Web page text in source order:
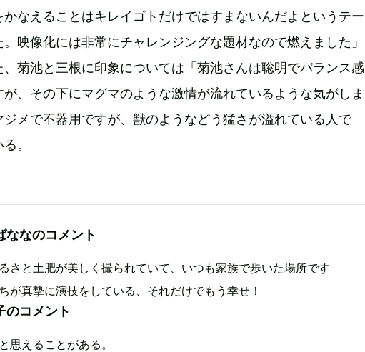
かなえることはキレイゴトだけではすまないんだよというテー
映像化には非常にチャレンジングな題材なので燃えました」
、菊池と三根に印象については「菊池さんは聡明でバランス感
、その下にマグマのような激情が流れているような気がしま
メで不器用ですが、獣のようなどう猛さが溢れている人で
。
ななのコメント
さと土肥が美しく撮られていて、いつも家族で歩いた場所です
が真摯に演技をしている、それだけでもう幸せ！
のコメント
思えることがある。